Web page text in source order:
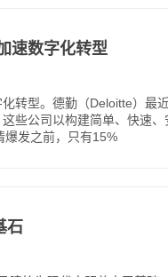
速数字化转型
转型。德勤（Deloitte）最
些公司以构建简单、快速
发之前，只有15%
石